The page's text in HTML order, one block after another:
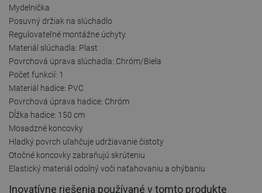
Mydelnička
Posuvný držiak na slúchadlo
Regulovateľné montážne úchyty
Materiál slúchadla: Plast
Povrchová úprava slúchadla: Chróm/Biela
Počet funkcií: 1
Materiál hadice: PVC
Povrchová úprava hadice: Chróm
Dĺžka hadice: 150 cm
Mosadzné koncovky
Hladký povrch uľahčuje udržiavanie čistoty
Otočné koncovky zabraňujú skrúteniu
Elastický materiál odolný voči naťahovaniu a ohýbaniu
Inovatívne riešenia používané v tomto produkte